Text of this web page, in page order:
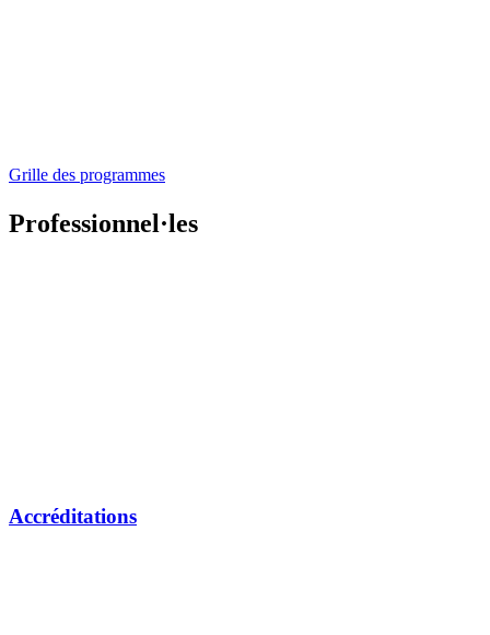
Grille des programmes
Professionnel·les
Accréditations